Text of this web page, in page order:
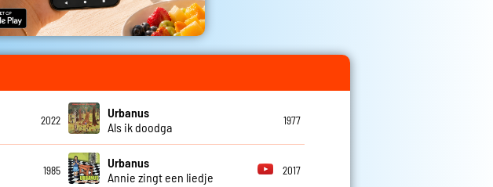
2022
Urbanus
Als ik doodga
1977
1985
Urbanus
Annie zingt een liedje
2017